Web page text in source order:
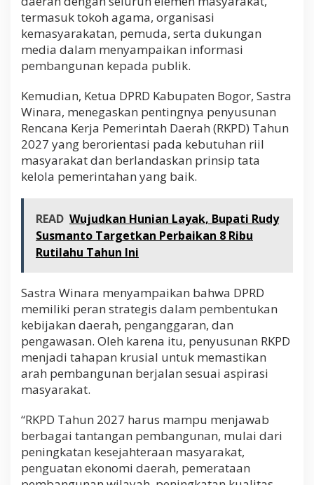
termasuk tokoh agama, organisasi
kemasyarakatan, pemuda, serta dukungan
media dalam menyampaikan informasi
pembangunan kepada publik.
Kemudian, Ketua DPRD Kabupaten Bogor, Sastra
Winara, menegaskan pentingnya penyusunan
Rencana Kerja Pemerintah Daerah (RKPD) Tahun
2027 yang berorientasi pada kebutuhan riil
masyarakat dan berlandaskan prinsip tata
kelola pemerintahan yang baik.
READ Wujudkan Hunian Layak, Bupati Rudy
Susmanto Targetkan Perbaikan 8 Ribu
Rutilahu Tahun Ini
Sastra Winara menyampaikan bahwa DPRD
memiliki peran strategis dalam pembentukan
kebijakan daerah, penganggaran, dan
pengawasan. Oleh karena itu, penyusunan RKPD
menjadi tahapan krusial untuk memastikan
arah pembangunan berjalan sesuai aspirasi
masyarakat.
“RKPD Tahun 2027 harus mampu menjawab
berbagai tantangan pembangunan, mulai dari
peningkatan kesejahteraan masyarakat,
penguatan ekonomi daerah, pemerataan